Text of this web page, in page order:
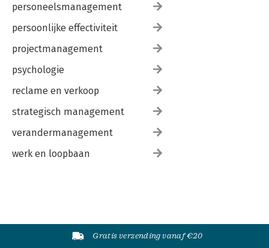
personeelsmanagement
persoonlijke effectiviteit
projectmanagement
psychologie
reclame en verkoop
strategisch management
verandermanagement
werk en loopbaan
Gratis verzending vanaf €20